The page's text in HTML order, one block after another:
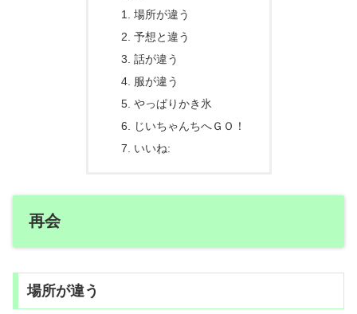
場所が違う
予想と違う
話が違う
服が違う
やっぱりかき氷
じいちゃんちへＧＯ！
いいね:
再会
場所が違う